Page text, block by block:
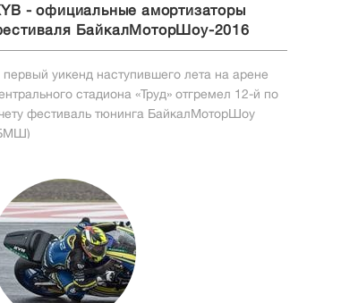
- официальные амортизаторы
БайкалМоторШоу-2016
уикенд наступившего лета на арене
стадиона «Труд» отгремел 12-й по
фестиваль тюнинга БайкалМоторШоу